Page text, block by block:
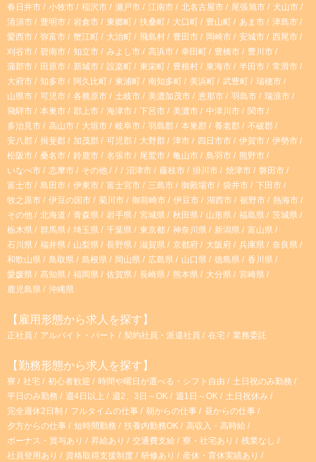
g
r
a
m
k
春日井市
小牧市 稲沢市 瀬戸市 江南市 北名古屋市 尾張旭市
犬山市
清須市
豊明市 岩倉市 東郷町 扶桑町 大口町 豊山町 あま市
津島市
愛西市
弥富市 蟹江町 大治町 飛島村 豊田市 岡崎市 安城市
西尾市
刈谷市
碧南市 知立市 みよし市 高浜市 幸田町 豊橋市
豊川市
蒲郡市
田原市 新城市 設楽町 東栄町 豊根村 東海市 半田市
常滑市
大府市
知多市 阿久比町 東浦町 南知多町 美浜町 武豊町
瑞穂市
山県市
可児市 各務原市 土岐市 美濃加茂市 恵那市 羽島市
瑞浪市
飛騨市
本巣市 郡上市 海津市 下呂市 美濃市 中津川市
関市
多治見市
高山市 大垣市 岐阜市 羽島郡 本巣郡 養老郡
不破郡
安八郡
揖斐郡 加茂郡 可児郡 大野郡 津市 四日市市 伊賀市
伊勢市
松阪市
桑名市 鈴鹿市 名張市 尾鷲市 亀山市 鳥羽市
熊野市
いなべ市
志摩市 その他 沼津市 藤枝市 掛川市 焼津市
磐田市
富士市
島田市 伊東市 富士宮市 三島市 御殿場市 袋井市
下田市
牧之原市
伊豆の国市 菊川市 御前崎市 伊豆市 湖西市 裾野市
熱海市
その他
北海道 青森県 岩手県 宮城県 秋田県 山形県 福島県
茨城県
栃木県
群馬県 埼玉県 千葉県 東京都 神奈川県 新潟県
富山県
石川県
福井県 山梨県 長野県 滋賀県 京都府 大阪府 兵庫県
奈良県
和歌山県
鳥取県 島根県 岡山県 広島県 山口県 徳島県
香川県
愛媛県
高知県 福岡県 佐賀県 長崎県 熊本県 大分県
宮崎県
鹿児島県
沖縄県
【雇用形態から求人を探す】
正社員 アルバイト・パート 契約社員・派遣社員 在宅 業務委託
【勤務形態から求人を探す】
寮 社宅 初心者歓迎 時間や曜日が選べる・シフト自由
土日祝のみ勤務
平日のみ勤務
週4日以上 週2、3日～OK 週1日～OK
土日祝休み
完全週休2日制
フルタイムの仕事 朝からの仕事
昼からの仕事
夕方からの仕事
短時間勤務 扶養内勤務OK
高収入・高時給
ボーナス・賞与あり
昇給あり 交通費支給 寮・社宅あり
残業なし
社員登用あり
資格取得支援制度 研修あり 産休・育休実績あり